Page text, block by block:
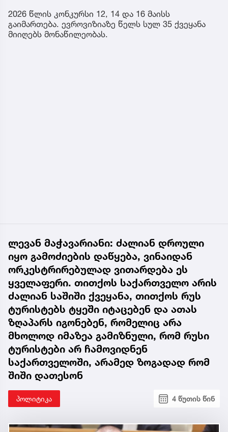
2026 წლის კონკურსი 12, 14 და 16 მაისს
გაიმართება. ევროვიზიაზე წელს სულ 35 ქვეყანა
მიიღებს მონაწილეობას.
ლევან მაჭავარიანი: ძალიან დროული
იყო გამოძიების დაწყება, ვინაიდან
ორკესტრირებულად ვითარდება ეს
ყველაფერი. თითქოს საქართველო არის
ძალიან საშიში ქვეყანა, თითქოს რუს
ტურისტებს ტყეში იტაცებენ და ათას
ზღაპარს იგონებენ, რომელიც არა
მხოლოდ იმაზეა გამიზნული, რომ რუსი
ტურისტები არ ჩამოვიდნენ
საქართველოში, არამედ ზოგადად რომ
შიში დათესონ
პოლიტიკა 4 წუთის წინ